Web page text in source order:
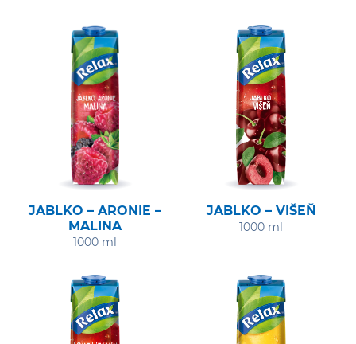
JABLKO – ARONIE –
MALINA
1000 ml
JABLKO – VIŠEŇ
1000 ml